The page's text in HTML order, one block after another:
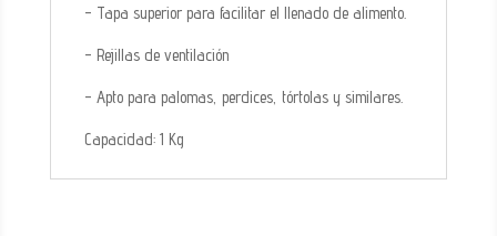
- Tapa superior para facilitar el llenado de alimento.
- Rejillas de ventilación
- Apto para palomas, perdices, tórtolas y similares.
Capacidad: 1 Kg